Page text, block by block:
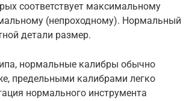
соответствует максимальному
(непроходному). Нормальный
детали размер.
нормальные калибры обычно
предельными калибрами легко
нормального инструмента